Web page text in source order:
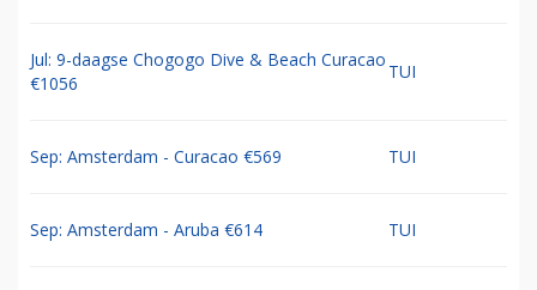
Jul: 9-daagse Chogogo Dive & Beach Curacao
€1056
TUI
Sep: Amsterdam - Curacao €569 TUI
Sep: Amsterdam - Aruba €614 TUI